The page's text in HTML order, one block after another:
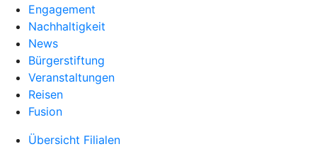
Engagement
Nachhaltigkeit
News
Bürgerstiftung
Veranstaltungen
Reisen
Fusion
Übersicht Filialen